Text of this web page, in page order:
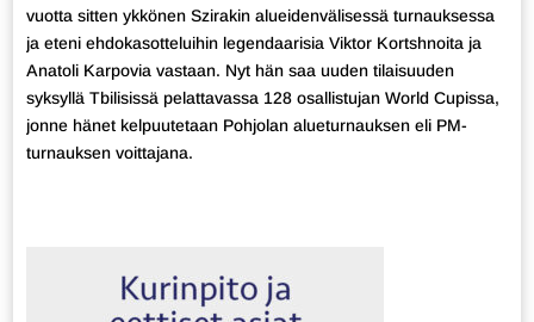
vuotta sitten ykkönen Szirakin alueidenvälisessä turnauksessa
ja eteni ehdokasotteluihin legendaarisia Viktor Kortshnoita ja
Anatoli Karpovia vastaan. Nyt hän saa uuden tilaisuuden
syksyllä Tbilisissä pelattavassa 128 osallistujan World Cupissa,
jonne hänet kelpuutetaan Pohjolan alueturnauksen eli PM-
turnauksen voittajana.